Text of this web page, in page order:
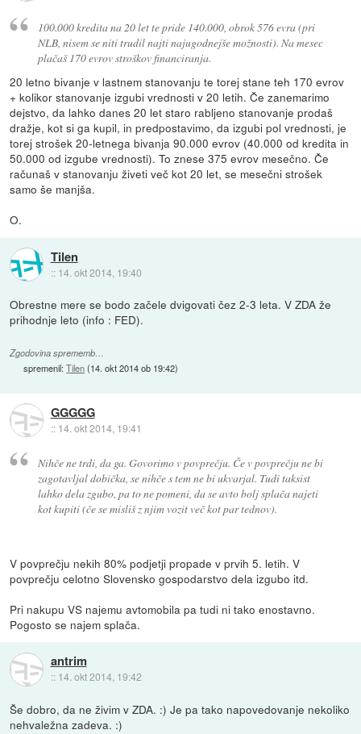
100.000 kredita na 20 let te pride 140.000, obrok 576 evra (pri
NLB, nisem se niti trudil najti najugodnejše možnosti). Na mesec
plačaš 170 evrov stroškov financiranja.
20 letno bivanje v lastnem stanovanju te torej stane teh 170 evrov
+ kolikor stanovanje izgubi vrednosti v 20 letih. Če zanemarimo
dejstvo, da lahko danes 20 let staro rabljeno stanovanje prodaš
dražje, kot si ga kupil, in predpostavimo, da izgubi pol vrednosti, je
torej strošek 20-letnega bivanja 90.000 evrov (40.000 od kredita in
50.000 od izgube vrednosti). To znese 375 evrov mesečno. Če
računaš v stanovanju živeti več kot 20 let, se mesečni strošek
samo še manjša.
O.
Tilen
:: 14. okt 2014, 19:40
Obrestne mere se bodo začele dvigovati čez 2-3 leta. V ZDA že
prihodnje leto (info : FED).
Zgodovina sprememb…
spremenil:Tilen(14. okt 2014 ob 19:42)
GGGGG
:: 14. okt 2014, 19:41
Nihče ne trdi, da ga. Govorimo v povprečju. Če v povprečju ne bi
zagotavljal dobička, se nihče s tem ne bi ukvarjal. Tudi taksist
lahko dela zgubo, pa to ne pomeni, da se avto bolj splača najeti
kot kupiti (če se misliš z njim vozit več kot par tednov).
V povprečju nekih 80% podjetji propade v prvih 5. letih. V
povprečju celotno Slovensko gospodarstvo dela izgubo itd.
Pri nakupu VS najemu avtomobila pa tudi ni tako enostavno.
Pogosto se najem splača.
antrim
:: 14. okt 2014, 19:42
Še dobro, da ne živim v ZDA. :) Je pa tako napovedovanje nekoliko
nehvaležna zadeva. :)